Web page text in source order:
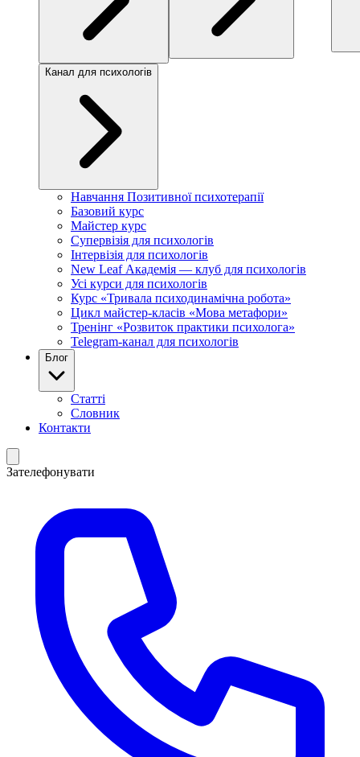
Канал для психологів
Навчання Позитивної психотерапії
Базовий курс
Майстер курс
Супервізія для психологів
Інтервізія для психологів
New Leaf Академія — клуб для психологів
Усі курси для психологів
Курс «Тривала психодинамічна робота»
Цикл майстер-класів «Мова метафори»
Тренінг «Розвиток практики психолога»
Telegram-канал для психологів
Блог
Статті
Словник
Контакти
Зателефонувати